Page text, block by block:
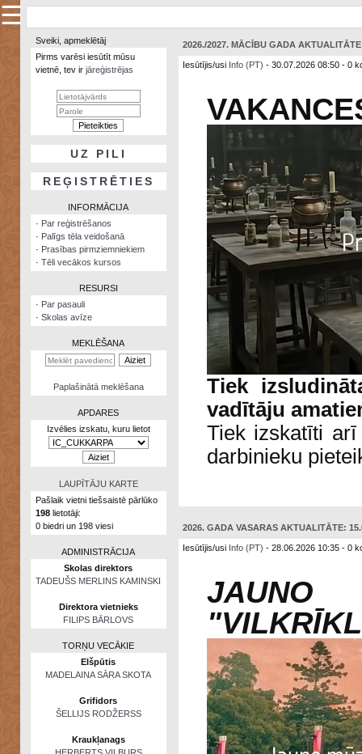
×
Sarunu
pavediens
notikumi
Visatcera
almanahs
Zināšanu
komplekts
Nomētātās
☰
Sveiki, apmeklētāj
Pirms varēsi iesūtīt mūsu
vietnē, tev ir jāreģistrējas
UZ PILI
REĢISTRĒTIES
INFORMĀCIJA
· Par reģistrēšanos
· Palīgs tēla veidošanā
· Prasības pirmziemniekiem
· Tēli vecākos kursos
RESURSI
· Par pasauli
· Skolas avīze
MEKLĒŠANA
Paplašinātā meklēšana
APDARES
Izvēlies izskatu, kuru lietot
LAUPĪTĀJU KARTE
Pašlaik vietni tiešsaistē pārlūko
198lietotāji:
0 biedri un 198 viesi
ADMINISTRĀCIJA
Skolas direktors
TADEUŠS MERLINS KAMINSKI
Direktora vietnieks
FILIPS BĀRLOVS
TORŅU VECĀKIE
Elšpūtis
MADELAINA SĀRA SKOTA
Grifidors
ŠELLIJS RODŽERSS
Kraukļanags
2026./2027. MĀCĪBU GADA
Iesūtījis/usi Info (PT) - 30.07.2026 08:50 - 0
Tiek
vadītāju
Tiek izskatīti arī
darbinieku
2026. GADA VASARAS AKTUALITĀTE:
Iesūtījis/usi Info (PT) - 28.06.2026 10:35 - 0
JAUNO